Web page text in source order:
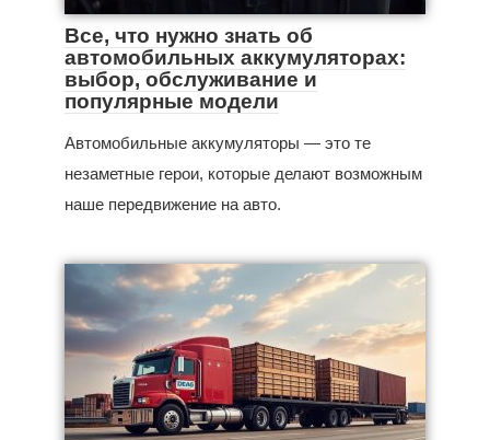
Все, что нужно знать об
автомобильных аккумуляторах:
выбор, обслуживание и
популярные модели
Автомобильные аккумуляторы — это те
незаметные герои, которые делают возможным
наше передвижение на авто.